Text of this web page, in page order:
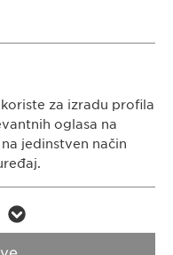
140
Pravila o korištenju
za izradu profila
oglasa na
jedinstven način